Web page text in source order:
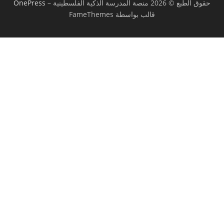
حقوق الطبع © 2026 منصة المدرسة الذكية الفلسطينية –
OnePress
قالب بواسطة FameThemes